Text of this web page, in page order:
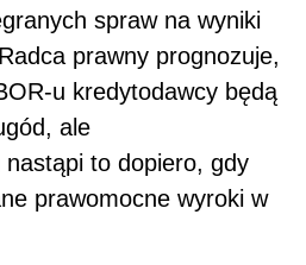
spraw na wyniki
prawny prognozuje,
u kredytodawcy będą
ale
nastąpi to dopiero, gdy
prawomocne wyroki w